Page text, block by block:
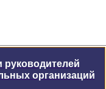
руководителей
организаций